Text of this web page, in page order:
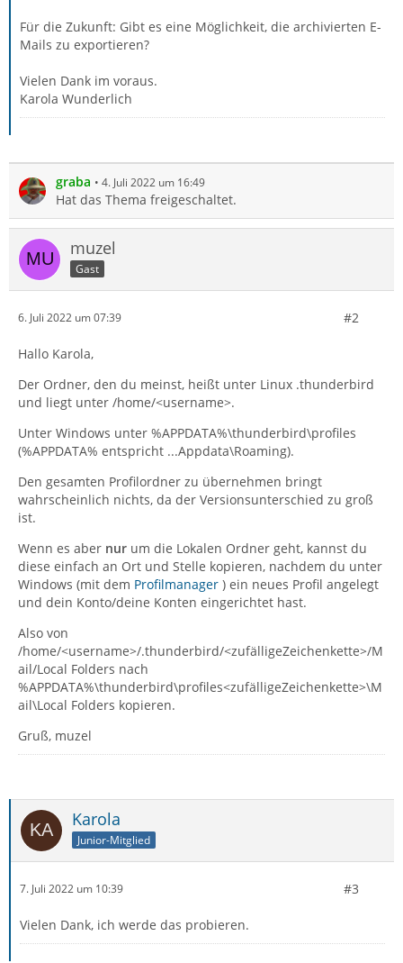
Für die Zukunft: Gibt es eine Möglichkeit, die archivierten E-
Mails zu exportieren?
Vielen Dank im voraus.
Karola Wunderlich
graba 4. Juli 2022 um 16:49
Hat das Thema freigeschaltet.
muzel
Gast
6. Juli 2022 um 07:39 #2
Hallo Karola,
Der Ordner, den du meinst, heißt unter Linux .thunderbird
und liegt unter /home/<username>.
Unter Windows unter %APPDATA%\thunderbird\profiles
(%APPDATA% entspricht ...Appdata\Roaming).
Den gesamten Profilordner zu übernehmen bringt
wahrscheinlich nichts, da der Versionsunterschied zu groß
ist.
Wenn es aber nur um die Lokalen Ordner geht, kannst du
diese einfach an Ort und Stelle kopieren, nachdem du unter
Windows (mit dem Profilmanager ) ein neues Profil angelegt
und dein Konto/deine Konten eingerichtet hast.
Also von
/home/<username>/.thunderbird/<zufälligeZeichenkette>/M
ail/Local Folders nach
%APPDATA%\thunderbird\profiles<zufälligeZeichenkette>\M
ail\Local Folders kopieren.
Gruß, muzel
Karola
Junior-Mitglied
7. Juli 2022 um 10:39 #3
Vielen Dank, ich werde das probieren.